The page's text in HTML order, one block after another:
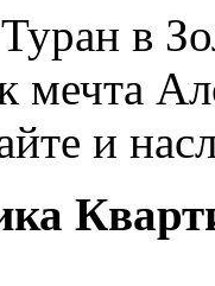
в
мечта
и